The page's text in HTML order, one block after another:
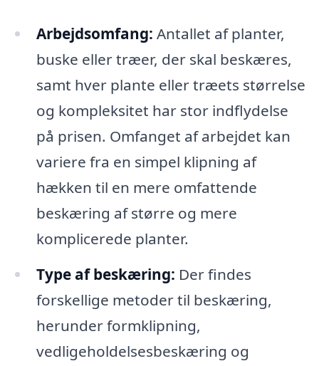
Arbejdsomfang: Antallet af planter,
buske eller træer, der skal beskæres,
samt hver plante eller træets størrelse
og kompleksitet har stor indflydelse
på prisen. Omfanget af arbejdet kan
variere fra en simpel klipning af
hækken til en mere omfattende
beskæring af større og mere
komplicerede planter.
Type af beskæring: Der findes
forskellige metoder til beskæring,
herunder formklipning,
vedligeholdelsesbeskæring og